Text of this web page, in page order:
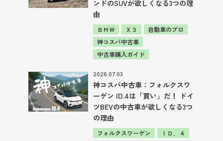
ンドのSUVが欲しくなる3つの理
由
ＢＭＷ Ｘ３
自動車のプロ
神コスパ中古車
中古車購入ガイド
2026.07.03
神コスパ中古車：フォルクスワ
ーゲン ID.4は「買い」だ！ ドイ
ツBEVの中古車が欲しくなる3つ
の理由
フォルクスワーゲン
ＩＤ．４